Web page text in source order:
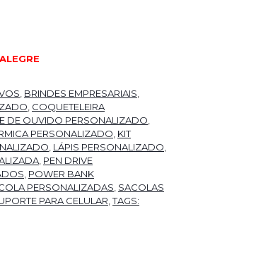
BRINDES EMPRESARIAIS
COQUETELEIRA
DE OUVIDO PERSONALIZADO
PERSONALIZADO KIT
LÁPIS PERSONALIZADO
PEN DRIVE
POWER BANK
PERSONALIZADAS SACOLAS
PARA CELULAR ,TAGS: